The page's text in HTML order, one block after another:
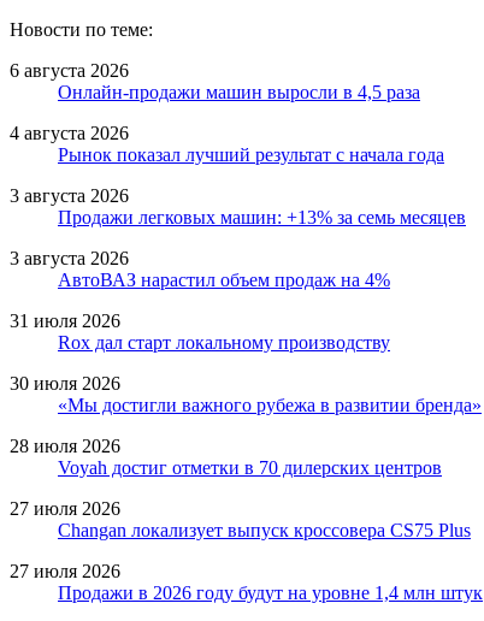
Новости по теме:
6 августа 2026
Онлайн-продажи машин выросли в 4,5 раза
4 августа 2026
Рынок показал лучший результат с начала года
3 августа 2026
Продажи легковых машин: +13% за семь месяцев
3 августа 2026
АвтоВАЗ нарастил объем продаж на 4%
31 июля 2026
Rox дал старт локальному производству
30 июля 2026
«Мы достигли важного рубежа в развитии бренда»
28 июля 2026
Voyah достиг отметки в 70 дилерских центров
27 июля 2026
Changan локализует выпуск кроссовера CS75 Plus
27 июля 2026
Продажи в 2026 году будут на уровне 1,4 млн штук